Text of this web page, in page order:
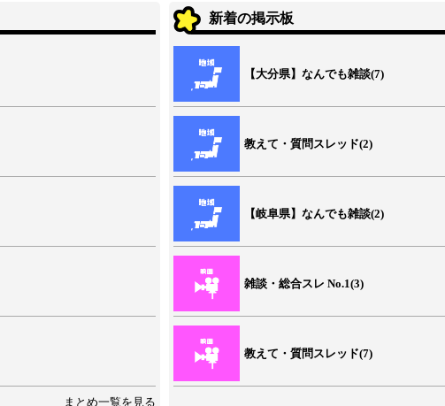
まとめ一覧を見る
新着の掲示板
【大分県】なんでも雑談(7)
教えて・質問スレッド(2)
【岐阜県】なんでも雑談(2)
雑談・総合スレ No.1(3)
教えて・質問スレッド(7)